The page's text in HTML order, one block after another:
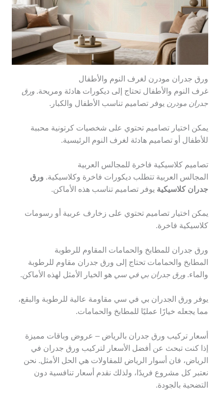
ورق جدران مودرن لغرف النوم والأطفال
غرف النوم والأطفال تحتاج إلى ديكورات هادئة ومريحة. ورق
جدران مودرن يوفر تصاميم تناسب الأطفال والكبار.
يمكن اختيار تصاميم تحتوي على شخصيات كرتونية محببة
للأطفال أو تصاميم هادئة لغرف النوم الرئيسية.
تصاميم كلاسيكية فاخرة للمجالس العربية
المجالس العربية تتطلب ديكورات فاخرة وكلاسيكية. ورق
جدران كلاسيكية يوفر تصاميم تناسب هذه الأماكن.
يمكن اختيار تصاميم تحتوي على زخارف عربية أو رسومات
كلاسيكية فاخرة.
ورق جدران للمطابخ والحمامات المقاوم للرطوبة
المطابخ والحمامات تحتاج إلى ورق جدران مقاوم للرطوبة
والماء. ورق جدران بي في سي هو الخيار الأمثل لهذه الأماكن.
يوفر ورق الجدران بي في سي مقاومة عالية للرطوبة والبقع،
مما يجعله خيارًا عمليًا للمطابخ والحمامات.
أسعار تركيب ورق جدران بالرياض – عروض وباقات مميزة
إذا كنت تبحث عن أفضل الأسعار لتركيب ورق جدران في
الرياض، فان أسوار الرياض للمقاولات هي الحل الأمثل. نحن
نعتبر كل مشروع فريدًا، ولذلك نقدم أسعار تنافسية دون
التضحية بالجودة.